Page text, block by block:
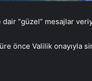
“güzel” mesajlar
önce Valilik onayıyla